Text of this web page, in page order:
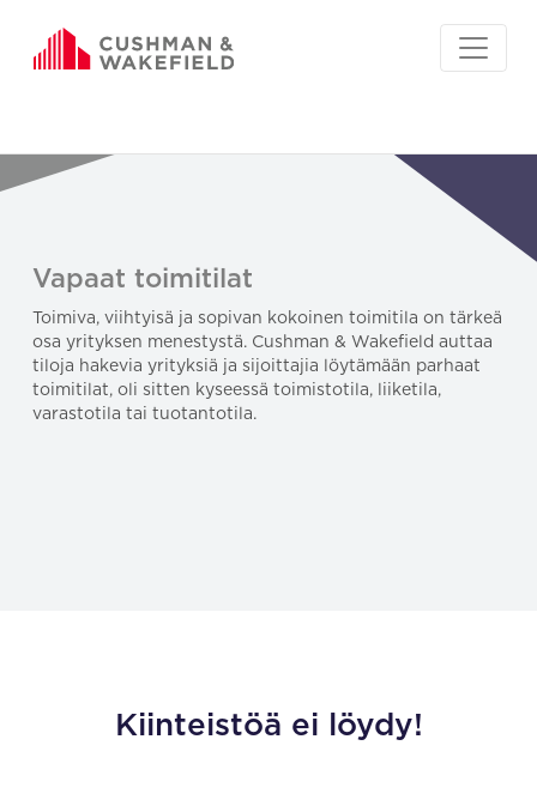
Vapaat toimitilat
Toimiva, viihtyisä ja sopivan kokoinen toimitila on tärkeä
osa yrityksen menestystä. Cushman & Wakefield auttaa
tiloja hakevia yrityksiä ja sijoittajia löytämään parhaat
toimitilat, oli sitten kyseessä toimistotila, liiketila,
varastotila tai tuotantotila.
Kiinteistöä ei löydy!